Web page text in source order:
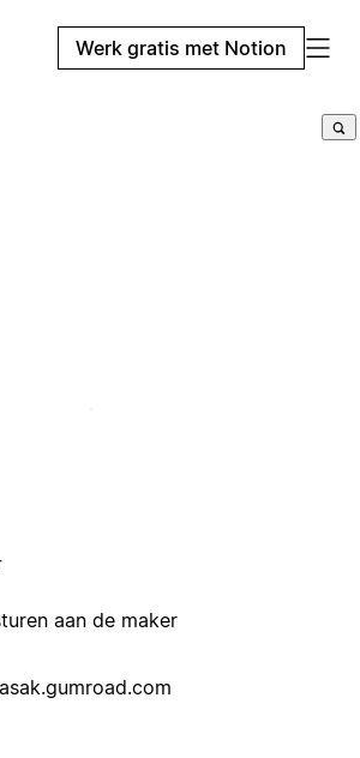
Werk gratis met Notion
aan de maker